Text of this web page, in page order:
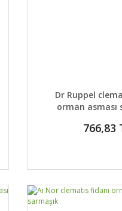
DETAYLAR
Dr Ruppel
orman asması
766,83